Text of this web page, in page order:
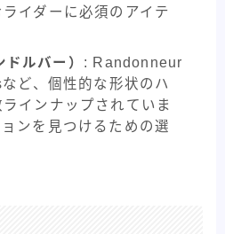
イダーに必須のアイテ
ルバー） : Randonneur
ど、個性的な形状のハ
インナップされていま
ンを見つけるための選